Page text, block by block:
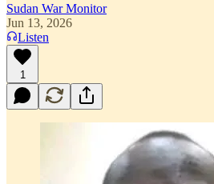
Sudan War Monitor
Jun 13, 2026
Listen
1